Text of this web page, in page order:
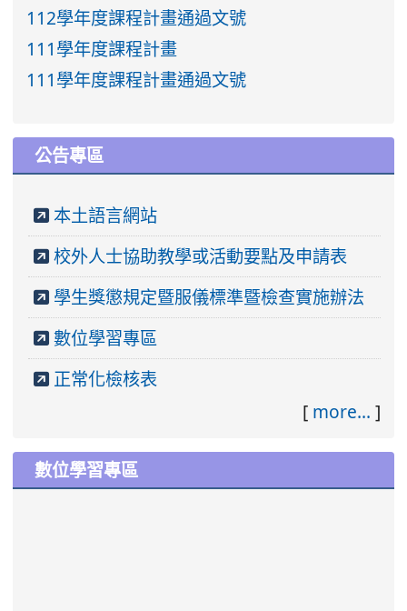
112學年度課程計畫通過文號
111學年度課程計畫
111學年度課程計畫通過文號
公告專區
本土語言網站
校外人士協助教學或活動要點及申請表
學生獎懲規定暨服儀標準暨檢查實施辦法
數位學習專區
正常化檢核表
[ more... ]
數位學習專區